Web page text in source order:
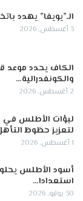
الـ”يويفا” يهدد
3 أغسطس, 2026
الكاف يحدد موعد
والكونفدرالية…
2 أغسطس, 2026
لبؤات الأطلس في
لتعزيز حظوظ
1 أغسطس, 2026
أسود الأطلس
استعدادا…
30 يوليو, 2026